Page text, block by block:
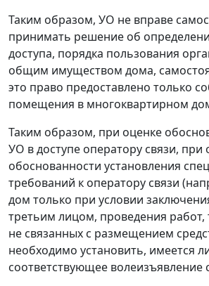
Таким образом, УО не вправе
принимать решение об
доступа, порядка пользования
общим имуществом дома,
это право предоставлено только
помещения в многоквартирном
Таким образом, при оценке
УО в доступе оператору связи, при
обоснованности установления
требований к оператору связи
дом только при условии
третьим лицом, проведения работ,
не связанных с размещением
необходимо установить, имеется
соответствующее волеизъявление